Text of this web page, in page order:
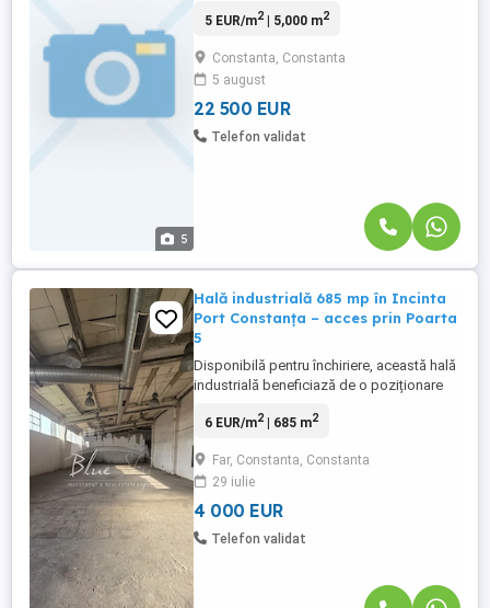
5
suit), care ofera o multime de facilitati la
teren disponibila in prezent pentru
investitii private in logistica si dezvoltari
industriale ...
5 EUR/m2| 5,000 m2
Constanta, Constanta
5 august
22 500 EUR
Telefon validat
Hală industrială 685 mp în Incinta
Port Constanța – acces prin Poarta
5
Disponibilă pentru închiriere, această hală
industrială beneficiază de o poziționare
acces facil prin Poarta 5 – una dintre cele
Amplasamentul oferă conexiuni rapide
către port, principalele artere rutiere și
rețeaua ...
6 EUR/m2| 685 m2
Far, Constanta, Constanta
29 iulie
4 000 EUR
Telefon validat